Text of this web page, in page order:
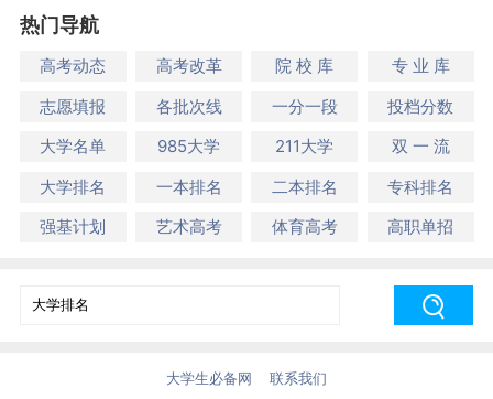
热门导航
高考动态 高考改革 院 校 库
专 业 库
志愿填报
各批次线 一分一段
投档分数
大学名单
985大学 211大学
双 一 流
大学排名
一本排名 二本排名
专科排名
强基计划
艺术高考 体育高考 高职单招
大学生必备网 联系我们